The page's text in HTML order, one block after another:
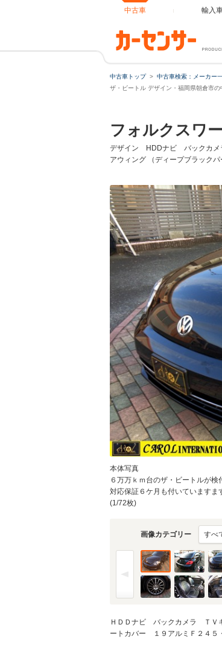
中古車 輸入
中古車トップ 中古車検索：メーカー
ザ・ビートル デザイン・福岡県朝倉市の
フォルクスワ
デザイン HDDナビ バックカ
アウィング （ディープブラックパ
本体写真
６万万ｋｍ台のザ・ビートルが
対応保証６ケ月も付いています
(1/72枚)
画像カテゴリー
ＨＤＤナビ バックカメラ ＴＶ
ートカバー １９アルミＦ２４